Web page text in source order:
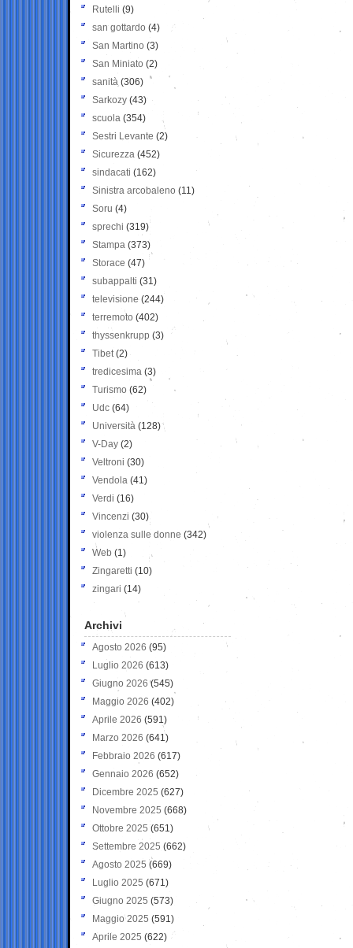
Rutelli (9)
san gottardo (4)
San Martino (3)
San Miniato (2)
sanità (306)
Sarkozy (43)
scuola (354)
Sestri Levante (2)
Sicurezza (452)
sindacati (162)
Sinistra arcobaleno (11)
Soru (4)
sprechi (319)
Stampa (373)
Storace (47)
subappalti (31)
televisione(244)
terremoto (402)
thyssenkrupp (3)
Tibet(2)
tredicesima (3)
Turismo (62)
Udc (64)
Università (128)
V-Day (2)
Veltroni (30)
Vendola (41)
Verdi (16)
Vincenzi (30)
violenza sulle donne (342)
Web (1)
Zingaretti (10)
zingari (14)
Archivi
Agosto 2026 (95)
Luglio 2026 (613)
Giugno 2026 (545)
Maggio 2026 (402)
Aprile 2026 (591)
Marzo 2026 (641)
Febbraio 2026 (617)
Gennaio 2026 (652)
Dicembre 2025 (627)
Novembre 2025 (668)
Ottobre 2025 (651)
Settembre 2025 (662)
Agosto 2025 (669)
Luglio 2025 (671)
Giugno 2025 (573)
Maggio 2025 (591)
Aprile 2025 (622)